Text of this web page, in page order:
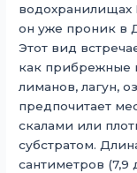
водохранилищах
он уже проник в
Этот вид
как прибрежные
лиманов, лагун,
предпочитает
скалами или
субстратом.
сантиметров